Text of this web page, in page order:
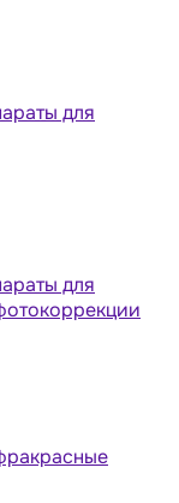
для
для